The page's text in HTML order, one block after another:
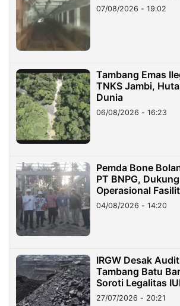
07/08/2026 - 19:02
Tambang Emas
TNKS Jambi,
Dunia
06/08/2026 - 16:23
Pemda Bone
PT BNPG,
Operasional
04/08/2026 - 14:20
IRGW Desak
Tambang Batu
Soroti Legalitas
Stockpile
27/07/2026 - 20:21